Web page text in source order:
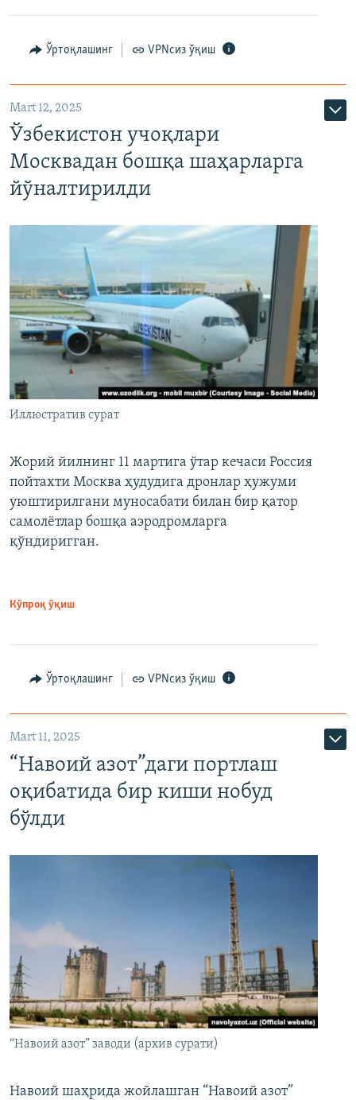
Ўртоқлашинг VPNсиз ўқиш
Mart 12, 2025
Ўзбекистон учоқлари
Москвадан бошқа шаҳарларга
йўналтирилди
Иллюстратив сурат
Жорий йилнинг 11 мартига ўтар кечаси Россия
пойтахти Москва ҳудудига дронлар ҳужуми
уюштирилгани муносабати билан бир қатор
самолётлар бошқа аэродромларга
қўндиригган.
Кўпроқ ўқиш
Ўртоқлашинг VPNсиз ўқиш
Mart 11, 2025
“Навоий азот”даги портлаш
оқибатида бир киши нобуд
бўлди
“Навоий азот” заводи (архив сурати)
Навоий шаҳрида жойлашган “Навоий азот”